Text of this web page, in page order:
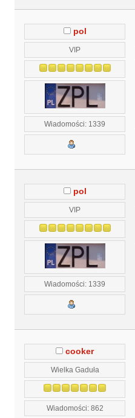
pol
VIP
Wiadomości: 1339
pol
VIP
Wiadomości: 1339
cooker
Wielka Gaduła
Wiadomości: 862